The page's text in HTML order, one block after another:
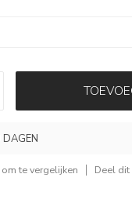
DAGEN
te vergelijken Deel